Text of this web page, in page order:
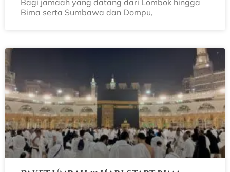
Bima serta Sumbawa dan Dompu,